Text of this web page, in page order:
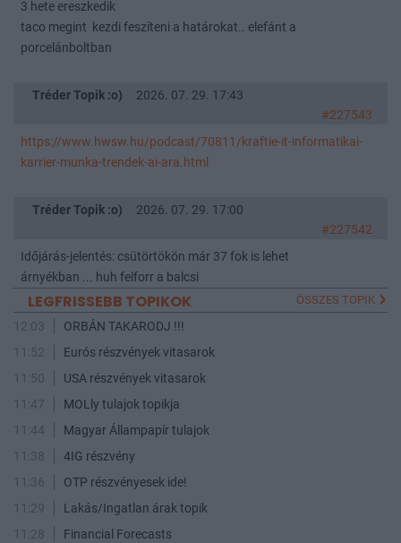
3 hete ereszkedik
taco megint kezdi feszíteni a határokat.. elefánt a
porcelánboltban
Tréder Topik :o)
2026. 07. 29. 17:43
#227543
https://www.hwsw.hu/podcast/70811/kraftie-it-informatikai-
karrier-munka-trendek-ai-ara.html
Tréder Topik :o)
2026. 07. 29. 17:00
#227542
Időjárás-jelentés: csütörtökön már 37 fok is lehet
árnyékban ... huh felforr a balcsi
LEGFRISSEBB TOPIKOK ÖSSZES TOPIK
12:03
ORBÁN TAKARODJ !!!
11:52
Eurós részvények vitasarok
11:50
USA részvények vitasarok
11:47
MOLly tulajok topikja
11:44
Magyar Állampapír tulajok
11:38
4IG részvény
11:36
OTP részvényesek ide!
11:29
Lakás/Ingatlan árak topik
11:28
Financial Forecasts